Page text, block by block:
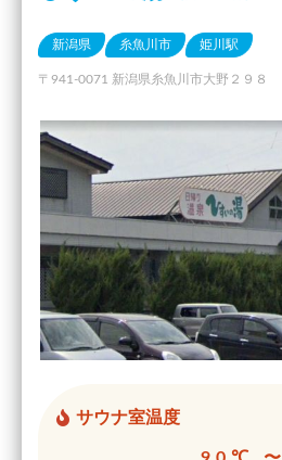
新潟県 糸魚川市 姫川駅
〒941-0071 新潟県糸魚川市大野２９８
サウナ室温度